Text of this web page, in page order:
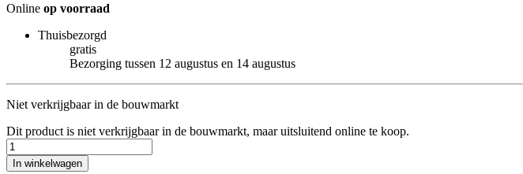
Online op voorraad
Thuisbezorgd
gratis
Bezorging tussen 12 augustus en 14 augustus
Niet verkrijgbaar in de bouwmarkt
Dit product is niet verkrijgbaar in de bouwmarkt, maar uitsluitend online te koop.
In winkelwagen